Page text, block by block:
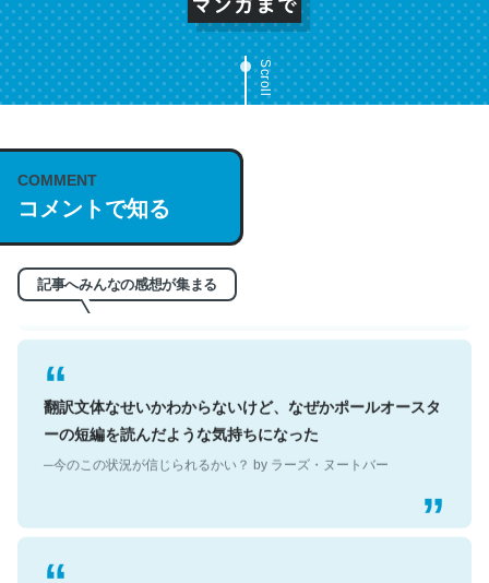
Scroll
COMMENT
コメントで知る
記事へみんなの感想が集まる
これは名文。彼はとてもクレバーなんだろうなと凄く思
う。英語少しでも読める人は原文もお勧め。自分はこの流
れ好き。Let’s Fucking Go. Then Covid hit. Shit.
翻訳文体なせいかわからないけど、なぜかポールオースタ
ーの短編を読んだような気持ちになった